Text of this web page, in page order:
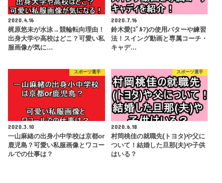
2020.4.16
梶原悠未が水泳→競輪転向理由！
出身大学や高校はどこ？可愛い私
服画像が気に…
2020.7.16
鈴木愛(ｺﾞﾙﾌ)の使用パターや練習
法！スイング動画と専属コーチ・
キャデ…
スポーツ選手
2020.3.10
一山麻緒の出身小中学校は京都or
鹿児島？可愛い私服画像とワコー
ルでの仕事は？
スポーツ選手
2020.6.18
村岡桃佳の就職先(トヨタ)や父に
ついて！結婚した旦那(夫)や子供
はいる？